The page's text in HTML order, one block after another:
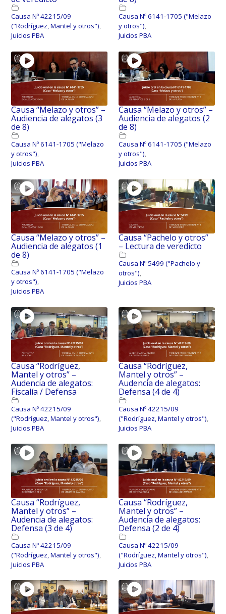
Causa Nº 42215/09
("Rodríguez, Mantel y otros"),
Juicios PBA
Causa Nº 6141-1705 ("Melazo
y otros"),
Juicios PBA
Causa “Melazo y otros” –
Audiencia de alegatos (3
de 8)
Causa Nº 6141-1705 ("Melazo
y otros"),
Juicios PBA
Causa “Melazo y otros” –
Audiencia de alegatos (2
de 8)
Causa Nº 6141-1705 ("Melazo
y otros"),
Juicios PBA
Causa “Melazo y otros” –
Audiencia de alegatos (1
de 8)
Causa Nº 6141-1705 ("Melazo
y otros"),
Juicios PBA
Causa “Pachelo y otros”
– Lectura de veredicto
Causa Nº 5499 ("Pachelo y
otros"),
Juicios PBA
Causa “Rodríguez,
Mantel y otros” –
Audencia de alegatos:
Fiscalía / Defensa
Causa Nº 42215/09
("Rodríguez, Mantel y otros")
Juicios PBA
Causa “Rodríguez,
Mantel y otros” –
Audencia de alegatos:
Defensa (4 de 4)
Causa Nº 42215/09
("Rodríguez, Mantel y otros")
Juicios PBA
Causa “Rodríguez,
Mantel y otros” –
Audencia de alegatos:
Defensa (3 de 4)
Causa Nº 42215/09
("Rodríguez, Mantel y otros"),
Juicios PBA
Causa “Rodríguez,
Mantel y otros” –
Audencia de alegatos:
Defensa (2 de 4)
Causa Nº 42215/09
("Rodríguez, Mantel y otros"),
Juicios PBA